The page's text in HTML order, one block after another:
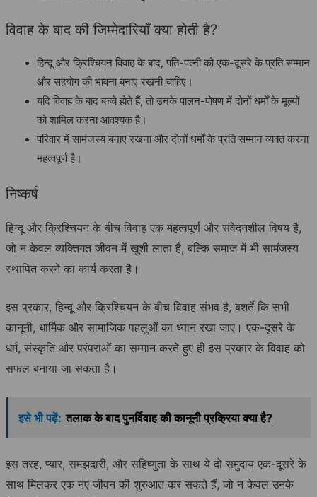
विवाह के बाद की जिम्मेदारियाँ क्या होती है?
हिन्दू और क्रिश्चियन विवाह के बाद, पति-पत्नी को एक-दूसरे के प्रति सम्मान
और सहयोग की भावना बनाए रखनी चाहिए।
यदि विवाह के बाद बच्चे होते हैं, तो उनके पालन-पोषण में दोनों धर्मों के मूल्यों
को शामिल करना आवश्यक है।
परिवार में सामंजस्य बनाए रखना और दोनों धर्मों के प्रति सम्मान व्यक्त करना
महत्वपूर्ण है।
निष्कर्ष
हिन्दू और क्रिश्चियन के बीच विवाह एक महत्वपूर्ण और संवेदनशील विषय है,
जो न केवल व्यक्तिगत जीवन में खुशी लाता है, बल्कि समाज में भी सामंजस्य
स्थापित करने का कार्य करता है।
इस प्रकार, हिन्दू और क्रिश्चियन के बीच विवाह संभव है, बशर्ते कि सभी
कानूनी, धार्मिक और सामाजिक पहलुओं का ध्यान रखा जाए। एक-दूसरे के
धर्म, संस्कृति और परंपराओं का सम्मान करते हुए ही इस प्रकार के विवाह को
सफल बनाया जा सकता है।
इसे भी पढ़ें: तलाक के बाद पुनर्विवाह की कानूनी प्रक्रिया क्या है?
इस तरह, प्यार, समझदारी, और सहिष्णुता के साथ ये दो समुदाय एक-दूसरे के
साथ मिलकर एक नए जीवन की शुरुआत कर सकते हैं, जो न केवल उनके